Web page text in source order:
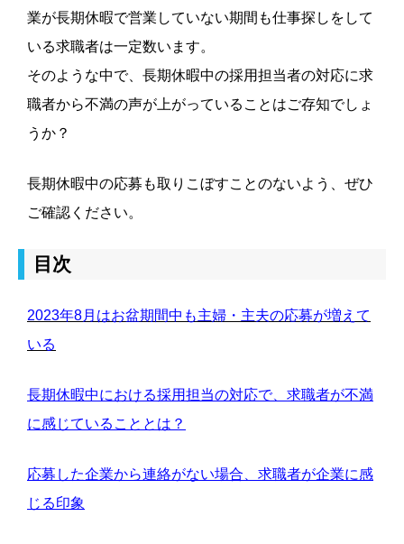
業が長期休暇で営業していない期間も仕事探しをして
いる求職者は一定数います。
そのような中で、長期休暇中の採用担当者の対応に求
職者から不満の声が上がっていることはご存知でしょ
うか？
長期休暇中の応募も取りこぼすことのないよう、ぜひ
ご確認ください。
目次
2023年8月はお盆期間中も主婦・主夫の応募が増えて
いる
長期休暇中における採用担当の対応で、求職者が不満
に感じていることとは？
応募した企業から連絡がない場合、求職者が企業に感
じる印象